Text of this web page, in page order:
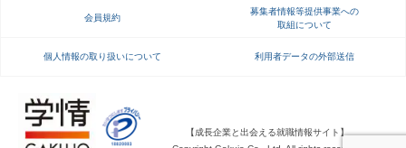
会員規約
募集者情報等提供事業への
取組について
個人情報の取り扱いについて 利用者データの外部送信
【成長企業と出会える就職情報サイト】